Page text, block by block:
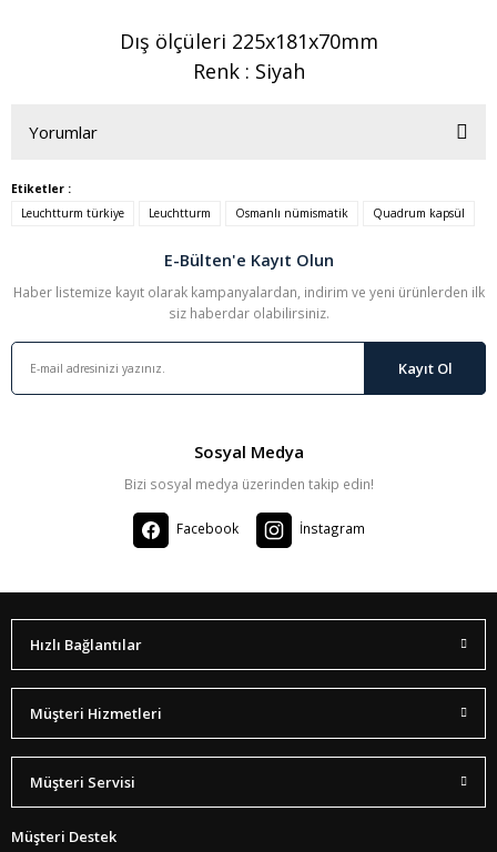
Dış ölçüleri 225x181x70mm
Renk : Siyah
Yorumlar
Bu ürüne ilk yorumu siz yapın!
Yorum Yaz
Etiketler :
Leuchtturm türkiye
Leuchtturm Osmanlı nümismatik Quadrum kapsül
E-Bülten'e Kayıt Olun
Haber listemize kayıt olarak kampanyalardan, indirim ve yeni ürünlerden ilk
siz haberdar olabilirsiniz.
Kayıt Ol
Sosyal Medya
Bizi sosyal medya üzerinden takip edin!
Facebook İnstagram
Hızlı Bağlantılar
Müşteri Hizmetleri
Müşteri Servisi
Müşteri Destek